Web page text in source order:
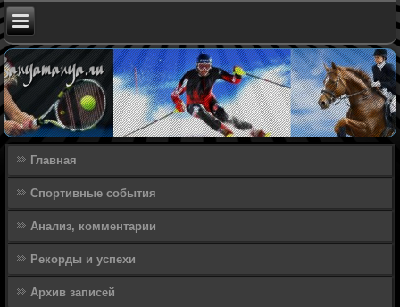
Главная
Спортивные события
Анализ, комментарии
Рекорды и успехи
Архив записей